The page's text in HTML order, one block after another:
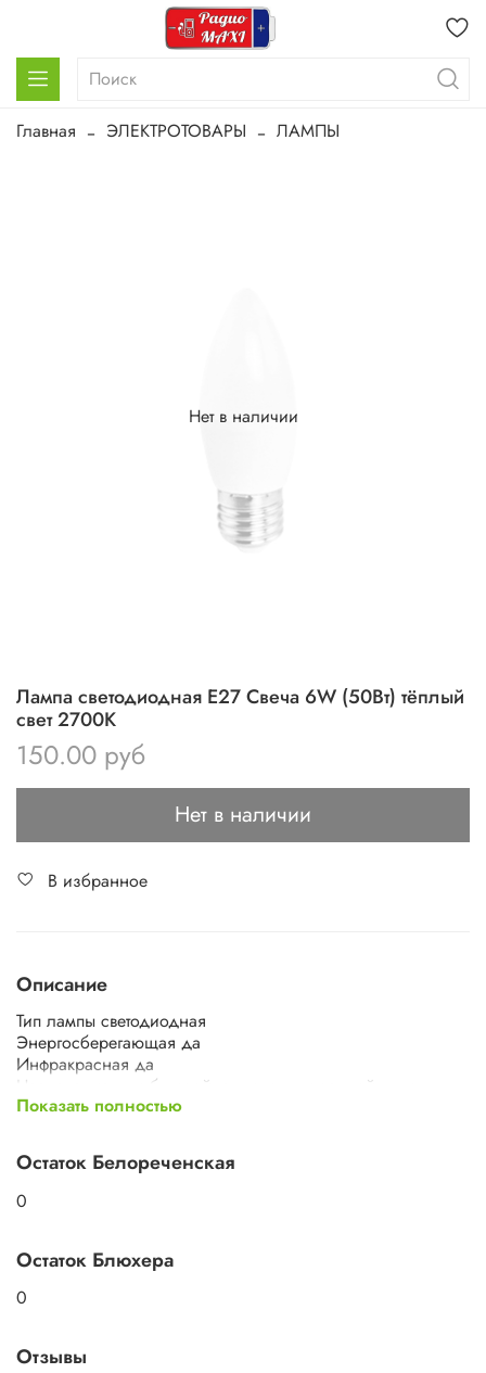
Главная ЭЛЕКТРОТОВАРЫ ЛАМПЫ
Нет в наличии
Лампа светодиодная Е27 Свеча 6W (50Вт) тёплый
свет 2700K
150.00 руб
Нет в наличии
В избранное
Описание
Тип лампы светодиодная
Энергосберегающая да
Инфракрасная да
Назначение для бытовой техники, для ванной, для
детской, для кабинета, для кухни, для спальни,
Форма колбы свеча
Тип цоколя E27
Типоразмер B35
Цвет свечения теплый белый
Показать полностью
Остаток Белореченская
0
Остаток Блюхера
0
Отзывы